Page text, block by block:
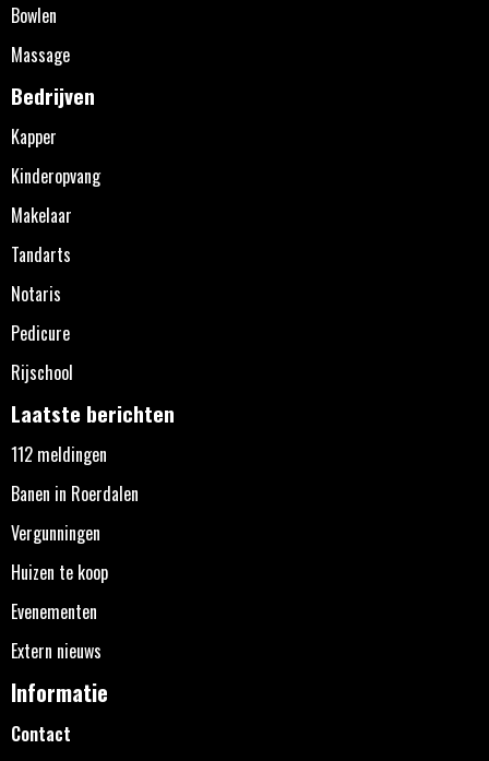
Bowlen
Massage
Bedrijven
Kapper
Kinderopvang
Makelaar
Tandarts
Notaris
Pedicure
Rijschool
Laatste berichten
112 meldingen
Banen in Roerdalen
Vergunningen
Huizen te koop
Evenementen
Extern nieuws
Informatie
Contact